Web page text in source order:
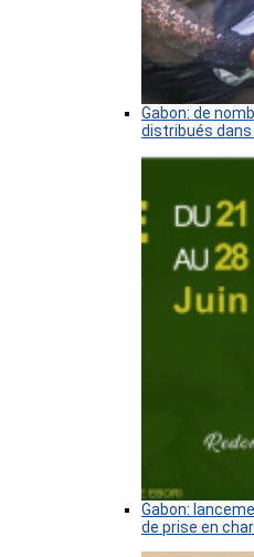
Gabon: de
distribués
Gabon:
de prise en